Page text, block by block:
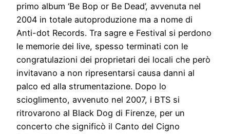
primo album ‘Be Bop or Be Dead’, avvenuta nel
2004 in totale autoproduzione ma a nome di
Anti-dot Records. Tra sagre e Festival si perdono
le memorie dei live, spesso terminati con le
congratulazioni dei proprietari dei locali che però
invitavano a non ripresentarsi causa danni al
palco ed alla strumentazione. Dopo lo
scioglimento, avvenuto nel 2007, i BTS si
ritrovarono al Black Dog di Firenze, per un
concerto che significò il Canto del Cigno